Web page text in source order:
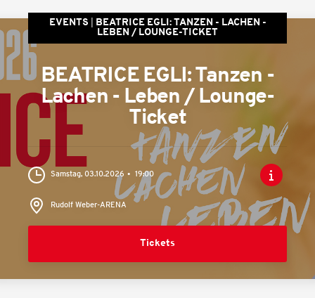
EVENTS
BEATRICE EGLI: TANZEN - LACHEN -
LEBEN / LOUNGE-TICKET
BEATRICE EGLI: Tanzen -
Lachen - Leben / Lounge-
Ticket
Samstag, 03.10.2026 19:00
Rudolf Weber-ARENA
Tickets